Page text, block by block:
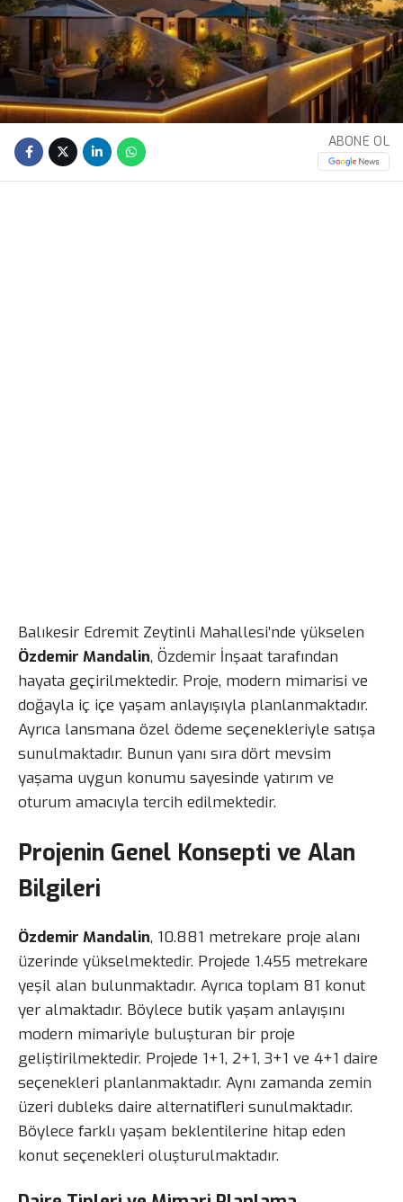
ABONE OL
Balıkesir Edremit Zeytinli Mahallesi’nde yükselen
Özdemir Mandalin, Özdemir İnşaat tarafından
hayata geçirilmektedir. Proje, modern mimarisi ve
doğayla iç içe yaşam anlayışıyla planlanmaktadır.
Ayrıca lansmana özel ödeme seçenekleriyle satışa
sunulmaktadır. Bunun yanı sıra dört mevsim
yaşama uygun konumu sayesinde yatırım ve
oturum amacıyla tercih edilmektedir.
Projenin Genel Konsepti ve Alan
Bilgileri
Özdemir Mandalin, 10.881 metrekare proje alanı
üzerinde yükselmektedir. Projede 1.455 metrekare
yeşil alan bulunmaktadır. Ayrıca toplam 81 konut
yer almaktadır. Böylece butik yaşam anlayışını
modern mimariyle buluşturan bir proje
geliştirilmektedir. Projede 1+1, 2+1, 3+1 ve 4+1 daire
seçenekleri planlanmaktadır. Aynı zamanda zemin
üzeri dubleks daire alternatifleri sunulmaktadır.
Böylece farklı yaşam beklentilerine hitap eden
konut seçenekleri oluşturulmaktadır.